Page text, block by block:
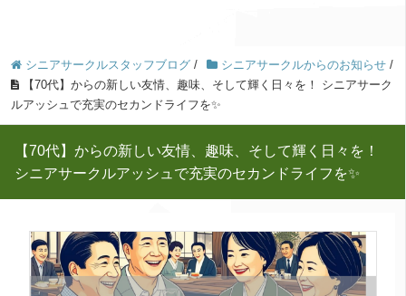
シニアサークルスタッフブログ / シニアサークルからのお知らせ /
【70代】からの新しい友情、趣味、そして輝く日々を！ シニアサーク
ルアッシュで充実のセカンドライフを✨
【70代】からの新しい友情、趣味、そして輝く日々を！
シニアサークルアッシュで充実のセカンドライフを✨